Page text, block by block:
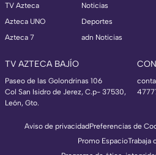
TV Azteca
Azteca UNO
Azteca 7
Noticias
Deportes
adn Noticias
TV AZTECA BAJÍO
Paseo de las Golondrinas 106
Col San Isidro de Jerez, C.p- 37530,
León, Gto.
Aviso de privacidadPreferencias de
Promo EspacioTrabaja